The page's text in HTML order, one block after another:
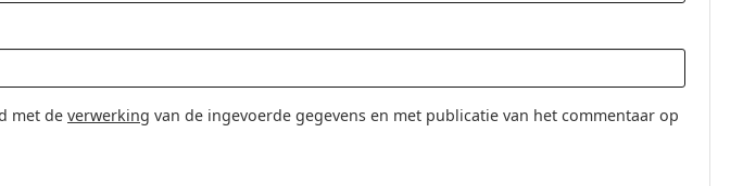
met deverwerking van de ingevoerde gegevens en met publicatie van het commentaar op